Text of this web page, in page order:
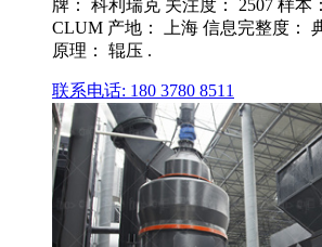
牌： 科利瑞克 关注度： 2507 样本
CLUM 产地： 上海 信息完整度：
原理： 辊压 .
联系电话: 180 3780 8511